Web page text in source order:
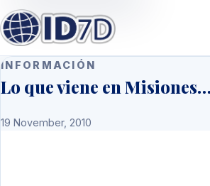
INFORMACIÓN
Lo que viene en
19 November, 2010